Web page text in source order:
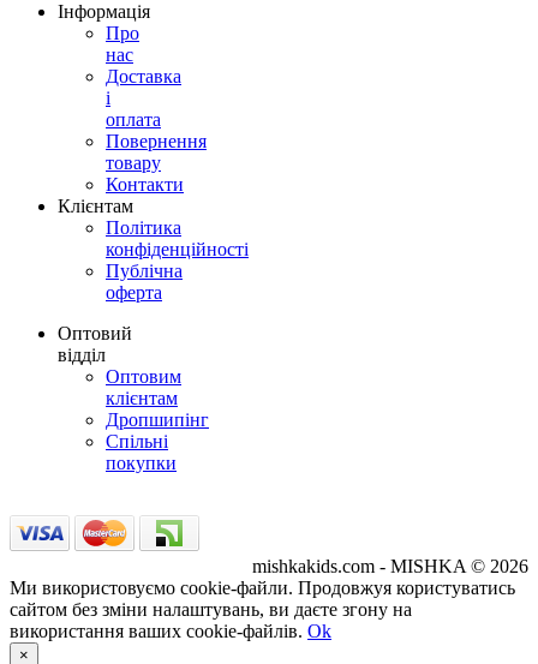
Інформація
Про
нас
Доставка
і
оплата
Повернення
товару
Контакти
Клієнтам
Політика
конфіденційності
Публічна
оферта
Оптовий
відділ
Оптовим
клієнтам
Дропшипінг
Спільні
покупки
mishkakids.com - MISHKA © 2026
Ми використовуємо cookie-файли. Продовжуя користуватись
сайтом без зміни налаштувань, ви даєте згону на
використання ваших cookie-файлів. Ok
×